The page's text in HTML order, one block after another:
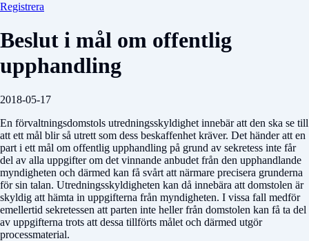
Registrera
Beslut i mål om offentlig
upphandling
2018-05-17
En förvaltningsdomstols utredningsskyldighet innebär att den ska se till
att ett mål blir så utrett som dess beskaffenhet kräver. Det händer att en
part i ett mål om offentlig upphandling på grund av sekretess inte får
del av alla uppgifter om det vinnande anbudet från den upphandlande
myndigheten och därmed kan få svårt att närmare precisera grunderna
för sin talan. Utredningsskyldigheten kan då innebära att domstolen är
skyldig att hämta in uppgifterna från myndigheten. I vissa fall medför
emellertid sekretessen att parten inte heller från domstolen kan få ta del
av uppgifterna trots att dessa tillförts målet och därmed utgör
processmaterial.